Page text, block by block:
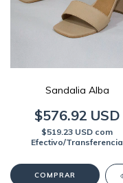
Sandalia Alba
$576.92 USD
$519.23 USD com
Efectivo/Transferencia
COMPRAR